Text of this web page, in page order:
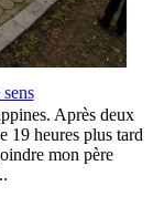
Après deux
19 heures plus tard
mon père